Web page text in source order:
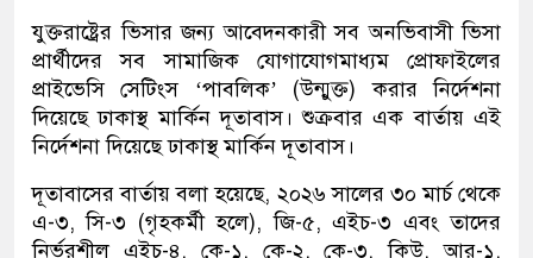
যুক্তরা‌ষ্ট্রের ভিসার জন্য আবেদনকারী সব অনভিবাসী ভিসা
প্রার্থীদের সব সামাজিক যোগাযোগমাধ্যম প্রোফাইলের
প্রাইভেসি সেটিংস ‌‘পাবলিক’ (উন্মুক্ত) করার নির্দেশনা
দিয়েছে ঢাকাস্থ মার্কিন দূতাবাস। শুক্রবার এক বার্তায় এই
নির্দেশনা দি‌য়ে‌ছে ঢাকাস্থ মা‌র্কিন দূতাবাস।
দূতাবাসের বার্তায় বলা হ‌য়ে‌ছে, ২০২৬ সালের ৩০ মার্চ থেকে
এ-৩, সি-৩ (গৃহকর্মী হলে), জি-৫, এইচ-৩ এবং তাদের
নির্ভরশীল এইচ-৪, কে-১, কে-২, কে-৩, কিউ, আর-১,